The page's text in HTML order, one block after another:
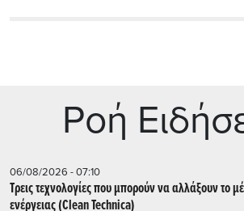
Ρoή
06/08/2026 - 07:10
Τρεις τεχνολογίες που μπορούν να αλλάξουν το
ενέργειας (Clean Technica)